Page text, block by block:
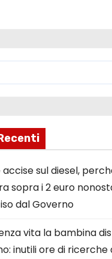
accise sul diesel,
sopra i 2 euro
dal Governo
vita la bambina
inutili ore di ricerche